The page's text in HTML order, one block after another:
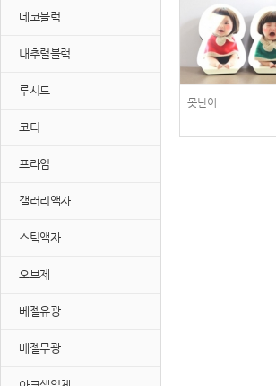
데코블럭
내추럴블럭
루시드
코디
프라임
갤러리액자
스틱액자
오브제
베젤유광
베젤무광
못난이